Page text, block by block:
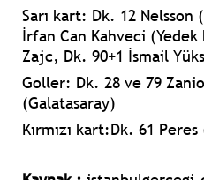
Sarı kart: Dk. 12 Nelsson
İrfan Can Kahveci
Zajc, Dk. 90+1 İsmail
Goller: Dk. 28 ve 79
(Galatasaray)
Kırmızı kart:Dk. 61